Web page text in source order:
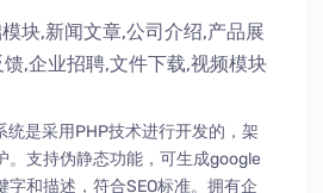
块,新闻文章,公司介绍,产品展
,企业招聘,文件下载,视频模块
是采用PHP技术进行开发的，架
。支持伪静态功能，可生成google
字和描述，符合SEO标准。拥有企